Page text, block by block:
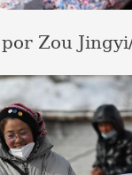
Zou